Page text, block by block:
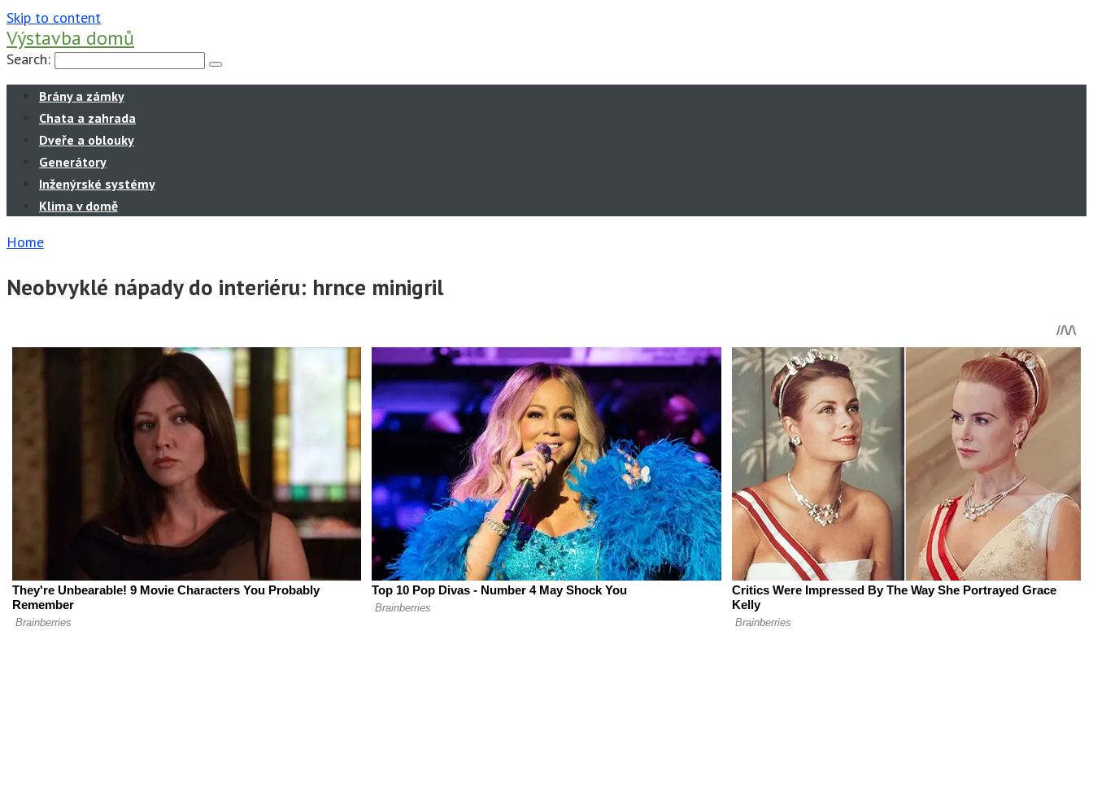
Skip to content
Výstavba domů
Search:
Brány a zámky
Chata a zahrada
Dveře a oblouky
Generátory
Inženýrské systémy
Klima v domě
Home
Neobvyklé nápady do interiéru: hrnce minigril